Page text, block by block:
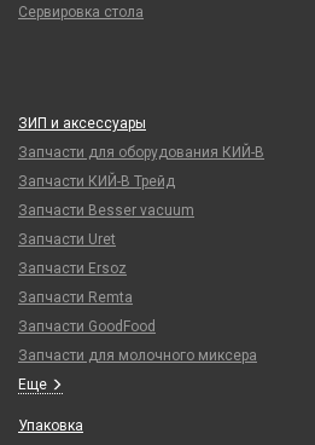
Сервировка стола
ЗИП и аксессуары
Запчасти для оборудования КИЙ-В
Запчасти КИЙ-В Трейд
Запчасти Besser vacuum
Запчасти Uret
Запчасти Ersoz
Запчасти Remta
Запчасти GoodFood
Запчасти для молочного миксера
Еще
Упаковка